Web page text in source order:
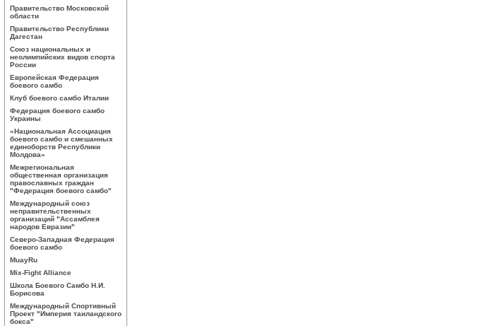
Правительство Московской
области
Правительство Республики
Дагестан
Союз национальных и
неолимпийских видов спорта
России
Европейская Федерация
боевого самбо
Клуб боевого самбо Италии
Федерация боевого самбо
Украины
«Национальная Ассоциация
боевого самбо и смешанных
единоборств Республики
Молдова»
Межрегиональная
общественная организация
православных граждан
"Федерация боевого самбо"
Международный союз
неправительственных
организаций "Ассамблея
народов Евразии"
Северо-Западная Федерация
боевого самбо
MuayRu
Mix-Fight Alliance
Школа Боевого Самбо Н.И.
Борисова
Международный Спортивный
Проект "Империя таиландского
бокса"